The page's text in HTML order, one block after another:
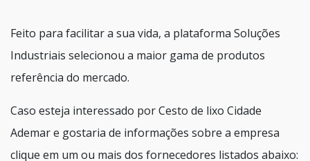
Feito para facilitar a sua vida, a plataforma Soluções
Industriais selecionou a maior gama de produtos
referência do mercado.
Caso esteja interessado por Cesto de lixo Cidade
Ademar e gostaria de informações sobre a empresa
clique em um ou mais dos fornecedores listados abaixo: